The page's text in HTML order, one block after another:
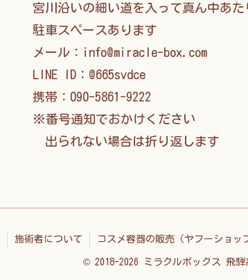
宮川沿いの細い道を入って真ん中あた
駐車スペースあります
メール：info@miracle-box.com
LINE ID：@665svdce
携帯：090-5861-9222
※番号通知でおかけください
出られない場合は折り返します
施術者について コスメ容器の販売（ヤフーショッ
© 2018-2026 ミラクルボックス 飛騨